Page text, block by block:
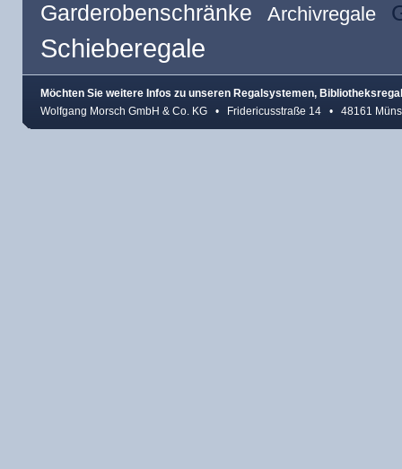
Garderobenschränke Archivregale
Schieberegale
Möchten Sie weitere Infos zu unseren Regalsystemen,
Wolfgang Morsch GmbH & Co. KG • Fridericusstraße 14 • 48161